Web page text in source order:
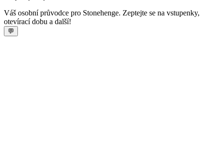
Váš osobní průvodce pro Stonehenge. Zeptejte se na vstupenky,
otevírací dobu a další!
💬